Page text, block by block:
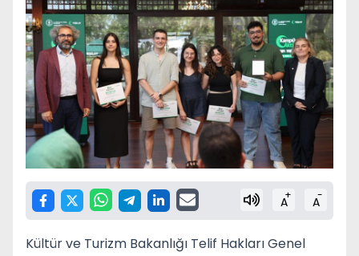
A+ A-
Kültür ve Turizm Bakanlığı Telif Hakları Genel